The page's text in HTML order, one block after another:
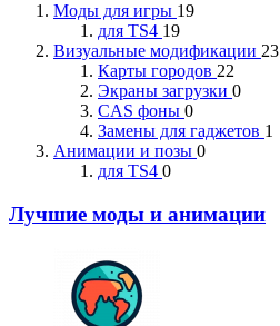
Моды для игры 19
для TS4 19
Визуальные модификации 23
Карты городов 22
Экраны загрузки 0
CAS фоны 0
Замены для гаджетов 1
Анимации и позы 0
для TS4 0
Лучшие моды и анимации